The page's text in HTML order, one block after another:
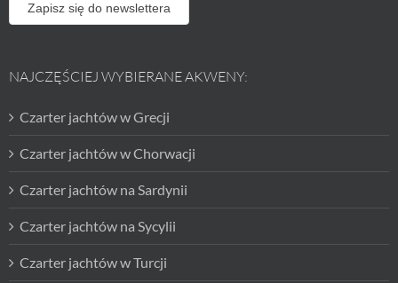
Zapisz się do newslettera
NAJCZĘŚCIEJ WYBIERANE AKWENY:
Czarter jachtów w Grecji
Czarter jachtów w Chorwacji
Czarter jachtów na Sardynii
Czarter jachtów na Sycylii
Czarter jachtów w Turcji